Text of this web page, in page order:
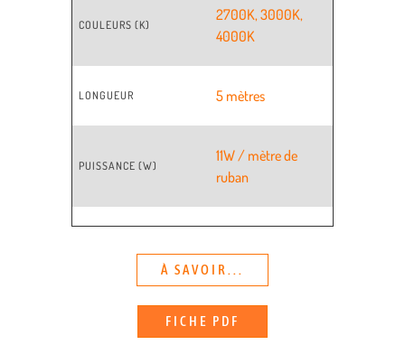
COULEURS (K)
2700K,3000K,
4000K
LONGUEUR 5 mètres
PUISSANCE (W)
11W / mètre de
ruban
À SAVOIR...
FICHE PDF